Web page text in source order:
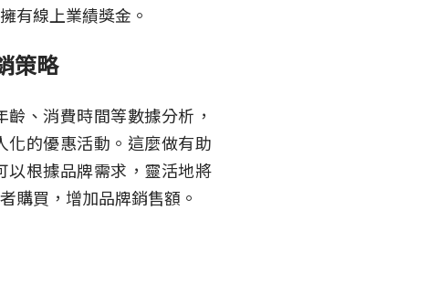
有線上業績獎金。
策略
、消費時間等數據分析，
化的優惠活動。這麼做有助
以根據品牌需求，靈活地將
購買，增加品牌銷售額。